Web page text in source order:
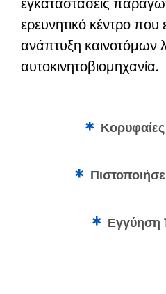
ερευνητικό κέντρο που
ανάπτυξη καινοτόμων
αυτοκινητοβιομηχανία.
Εγγύηση